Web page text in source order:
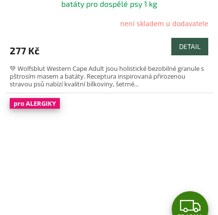
batáty pro dospělé psy 1 kg
není skladem u dodavatele
277 Kč DETAIL
💚 Wolfsblut Western Cape Adult jsou holistické bezobilné granule s
pštrosím masem a batáty. Receptura inspirovaná přirozenou
stravou psů nabízí kvalitní bílkoviny, šetrné...
pro ALERGIKY
Z